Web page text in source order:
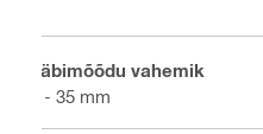
Läbimõõdu vahemik
8 - 35 mm